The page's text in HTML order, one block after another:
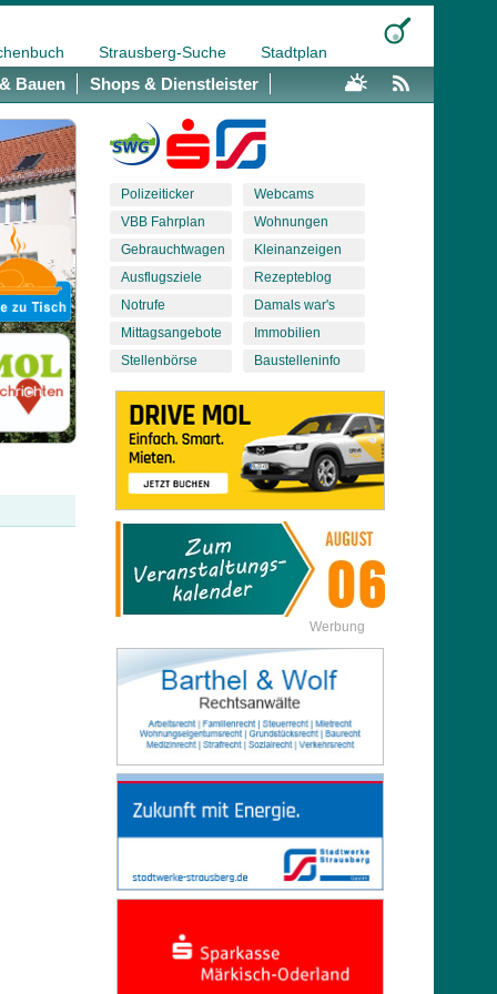
Strausberg-Suche Stadtplan
Bauen Shops & Dienstleister
Polizeiticker
VBB Fahrplan
Gebrauchtwagen
Ausflugsziele
Notrufe
Mittagsangebote
Stellenbörse
Webcams
Wohnungen
Kleinanzeigen
Rezepteblog
Damals war's
Immobilien
Baustelleninfo
Werbung